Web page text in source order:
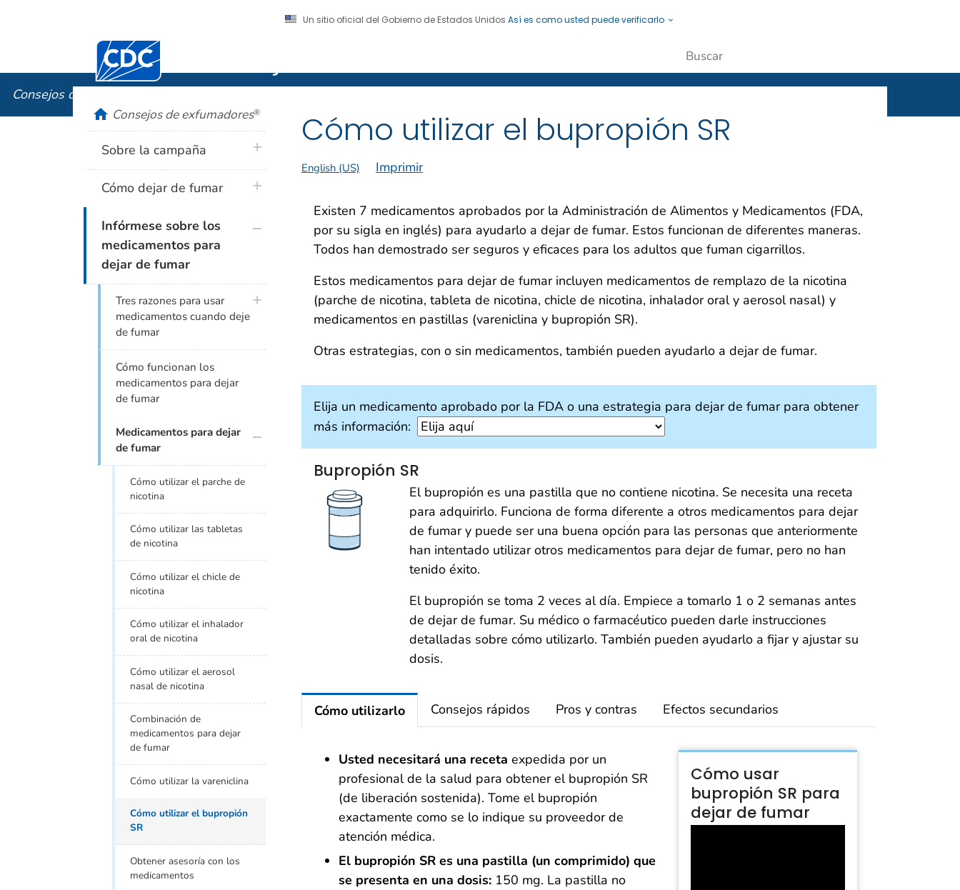
Un sitio oficial del Gobierno de Estados Unidos Así es como usted puede verificarlo
Centros para el Control y la Prevención de Enfermedades. CDC 24/7: Salvamos vidas. Protegemos a la gente.
Consejos de exfumadores
Cómo utilizar el bupropión SR
English (US) Imprimir
Existen 7 medicamentos aprobados por la Administración de Alimentos y Medicamentos (FDA,
por su sigla en inglés) para ayudarlo a dejar de fumar. Estos funcionan de diferentes maneras.
Todos han demostrado ser seguros y eficaces para los adultos que fuman cigarrillos.
Estos medicamentos para dejar de fumar incluyen medicamentos de remplazo de la nicotina
(parche de nicotina, tableta de nicotina, chicle de nicotina, inhalador oral y aerosol nasal) y
medicamentos en pastillas (vareniclina y bupropión SR).
Otras estrategias, con o sin medicamentos, también pueden ayudarlo a dejar de fumar.
Elija un medicamento aprobado por la FDA o una estrategia para dejar de fumar para obtener
más información:
Bupropión SR
El bupropión es una pastilla que no contiene nicotina. Se necesita una receta
para adquirirlo. Funciona de forma diferente a otros medicamentos para dejar
de fumar y puede ser una buena opción para las personas que anteriormente
han intentado utilizar otros medicamentos para dejar de fumar, pero no han
tenido éxito.
El bupropión se toma 2 veces al día. Empiece a tomarlo 1 o 2 semanas antes
de dejar de fumar. Su médico o farmacéutico pueden darle instrucciones
detalladas sobre cómo utilizarlo. También pueden ayudarlo a fijar y ajustar su
dosis.
Cómo utilizarlo Consejos rápidos Pros y contras Efectos secundarios
Cómo usar
bupropión SR para
dejar de fumar
Usted necesitará una receta expedida por un
profesional de la salud para obtener el bupropión SR
(de liberación sostenida). Tome el bupropión
exactamente como se lo indique su proveedor de
atención médica.
El bupropión SR es una pastilla (un comprimido) que
se presenta en una dosis: 150 mg. La pastilla no
homeConsejos de exfumadores®
Sobre la campaña plus icon
Cómo dejar de fumar plus icon
Infórmese sobre los
medicamentos para
dejar de fumar
plus icon
Tres razones para usar
medicamentos cuando deje
de fumar
plus icon
Cómo funcionan los
medicamentos para dejar
de fumar
Medicamentos para dejar
de fumar
Cómo utilizar el parche de
nicotina
Cómo utilizar las tabletas
de nicotina
Cómo utilizar el chicle de
nicotina
Cómo utilizar el inhalador
oral de nicotina
Cómo utilizar el aerosol
nasal de nicotina
Combinación de
medicamentos para dejar
de fumar
Cómo utilizar la vareniclina
Cómo utilizar el bupropión
SR
Obtener asesoría con los
medicamentos